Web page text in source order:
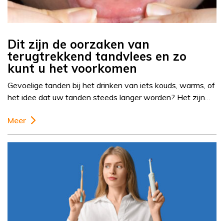
Dit zijn de oorzaken van
terugtrekkend tandvlees en zo
kunt u het voorkomen
Gevoelige tanden bij het drinken van iets kouds, warms, of
het idee dat uw tanden steeds langer worden? Het zijn…
Meer